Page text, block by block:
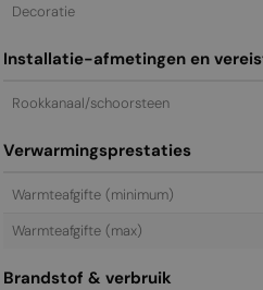
Decoratie
Installatie-afmetingen en
Rookkanaal/schoorsteen
Verwarmingsprestaties
Warmteafgifte (minimum)
Warmteafgifte (max)
Brandstof & verbruik